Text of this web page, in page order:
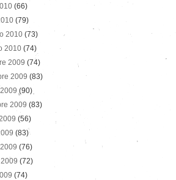
(66)
(79)
2010 (73)
2010 (74)
2009 (74)
2009 (83)
(90)
2009 (83)
(56)
(83)
(76)
(72)
(74)